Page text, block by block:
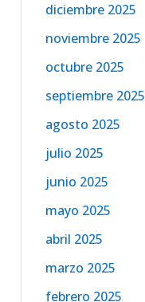
diciembre 2025
noviembre 2025
octubre 2025
septiembre 2025
agosto 2025
julio 2025
junio 2025
mayo 2025
abril 2025
marzo 2025
febrero 2025